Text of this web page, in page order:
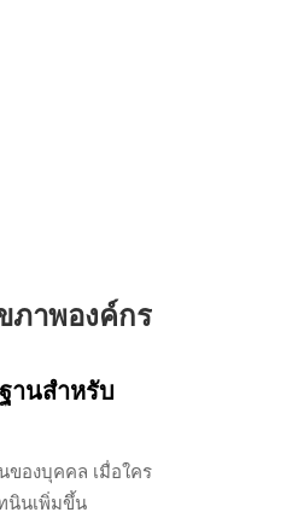
ภาพองค์กร
านสำหรับ
ของบุคคล เมื่อใคร
นินเพิ่มขึ้น